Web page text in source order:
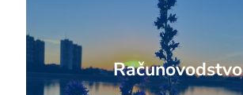
Računovodstvo